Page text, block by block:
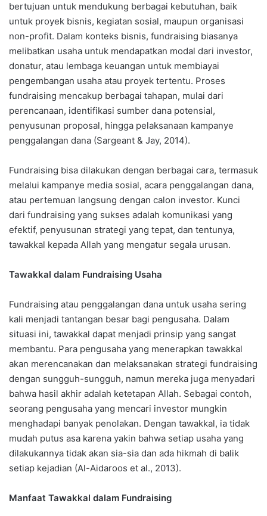
bertujuan untuk mendukung berbagai kebutuhan, baik
untuk proyek bisnis, kegiatan sosial, maupun organisasi
non-profit. Dalam konteks bisnis, fundraising biasanya
melibatkan usaha untuk mendapatkan modal dari investor,
donatur, atau lembaga keuangan untuk membiayai
pengembangan usaha atau proyek tertentu. Proses
fundraising mencakup berbagai tahapan, mulai dari
perencanaan, identifikasi sumber dana potensial,
penyusunan proposal, hingga pelaksanaan kampanye
penggalangan dana (Sargeant & Jay, 2014).
Fundraising bisa dilakukan dengan berbagai cara, termasuk
melalui kampanye media sosial, acara penggalangan dana,
atau pertemuan langsung dengan calon investor. Kunci
dari fundraising yang sukses adalah komunikasi yang
efektif, penyusunan strategi yang tepat, dan tentunya,
tawakkal kepada Allah yang mengatur segala urusan.
Tawakkal dalam Fundraising Usaha
Fundraising atau penggalangan dana untuk usaha sering
kali menjadi tantangan besar bagi pengusaha. Dalam
situasi ini, tawakkal dapat menjadi prinsip yang sangat
membantu. Para pengusaha yang menerapkan tawakkal
akan merencanakan dan melaksanakan strategi fundraising
dengan sungguh-sungguh, namun mereka juga menyadari
bahwa hasil akhir adalah ketetapan Allah. Sebagai contoh,
seorang pengusaha yang mencari investor mungkin
menghadapi banyak penolakan. Dengan tawakkal, ia tidak
mudah putus asa karena yakin bahwa setiap usaha yang
dilakukannya tidak akan sia-sia dan ada hikmah di balik
setiap kejadian (Al-Aidaroos et al., 2013).
Manfaat Tawakkal dalam Fundraising